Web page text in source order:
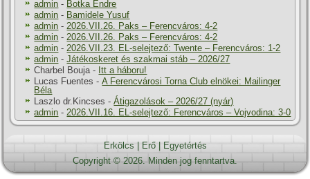
admin - Botka Endre
admin - Bamidele Yusuf
admin -2026.VII.26. Paks – Ferencváros: 4-2
admin -2026.VII.26. Paks – Ferencváros: 4-2
admin -2026.VII.23. EL-selejtező: Twente – Ferencváros: 1-2
admin -Játékoskeret és szakmai stáb – 2026/27
Charbel Bouja- Itt a háboru!
Lucas Fuentes -A Ferencvárosi Torna Club elnökei: Mailinger
Béla
Laszlo dr.Kincses -Átigazolások – 2026/27 (nyár)
admin -2026.VII.16. EL-selejtező: Ferencváros – Vojvodina: 3-0
Erkölcs Erő|
Egyetértés
Copyright © 2026. Minden jog fenntartva.